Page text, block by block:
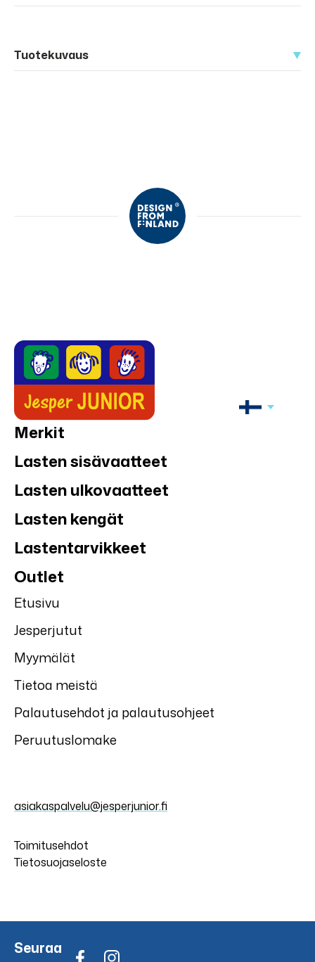
Tuotekuvaus
Merkit
Lasten sisävaatteet
Lasten ulkovaatteet
Lasten kengät
Lastentarvikkeet
Outlet
Etusivu
Jesperjutut
Myymälät
Tietoa meistä
Palautusehdot ja palautusohjeet
Peruutuslomake
asiakaspalvelu@jesperjunior.fi
Toimitusehdot
Tietosuojaseloste
Seuraa